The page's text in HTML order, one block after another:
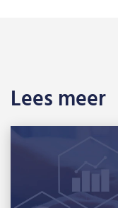
Lees meer